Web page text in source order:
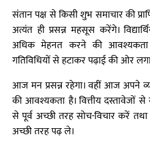
संतान पक्ष से किसी शुभ समाचार की
अत्यंत ही प्रसन्न महसूस करेंगे।
अधिक मेहनत करने की
गतिविधियों से हटाकर पढ़ाई की ओर
आज मन प्रसन्न रहेगा। वहीं आज अपने
की आवश्यकता है। वित्तीय दस्तावेजों
से पूर्व अच्छी तरह सोच-विचार करें
अच्छी तरह पढ़ ले।